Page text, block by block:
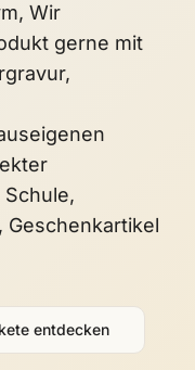
Wir
gerne mit
Geschenkartikel
entdecken